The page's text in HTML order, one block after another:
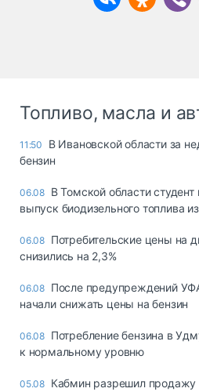
Топливо, масла и
11:50
В Ивановской области за
бензин
06.08 В Томской области
выпуск биодизельного топлива
06.08 Потребительские цены на
снизились на 2,3%
06.08 После предупреждений
начали снижать цены на бензин
06.08 Потребление бензина в
к нормальному уровню
05.08 Кабмин разрешил продажу